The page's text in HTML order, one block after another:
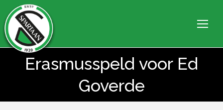
Erasmusspeld voor Ed
Goverde
Je bent hier: